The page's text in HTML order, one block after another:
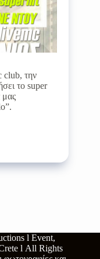
club, την
το super
μας
l Event,
l All Rights